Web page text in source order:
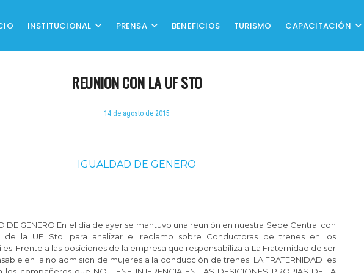
INSTITUCIONAL PRENSA BENEFICIOS TURISMO CAPACITACIÓN
REUNION CON LA UF STO
14 de agosto de 2015
IGUALDAD DE GENERO
DE GENERO En el día de ayer se mantuvo una reunión en nuestra Sede Central con
de la UF Sto. para analizar el reclamo sobre Conductoras de trenes en los
Frente a las posiciones de la empresa que responsabiliza a La Fraternidad de ser
en la no admision de mujeres a la conducción de trenes. LA FRATERNIDAD les